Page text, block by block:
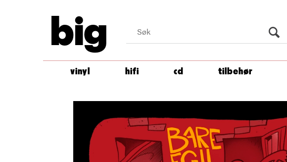
big
vinyl hifi cd tilbehør